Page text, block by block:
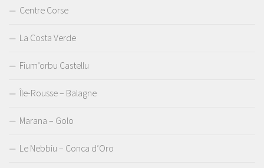
Centre Corse
La Costa Verde
Fium’orbu Castellu
Île-Rousse – Balagne
Marana – Golo
Le Nebbiu – Conca d’Oro